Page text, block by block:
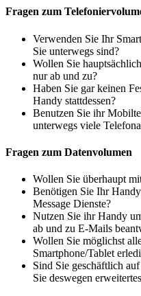
Fragen zum
Verwenden Sie Ihr
Sie unterwegs sind?
Wollen Sie
nur ab und zu?
Haben Sie gar keinen
Handy stattdessen?
Benutzen Sie ihr
unterwegs viele
Fragen zum Datenvolumen
Wollen Sie überhaupt
Benötigen Sie Ihr
Message Dienste?
Nutzen Sie ihr Handy
ab und zu E-Mails
Wollen Sie möglichst
Smartphone/Tablet
Sind Sie geschäftlich
Sie deswegen